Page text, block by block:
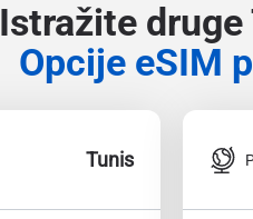
Istražite druge
Opcije eSIM
Tunis